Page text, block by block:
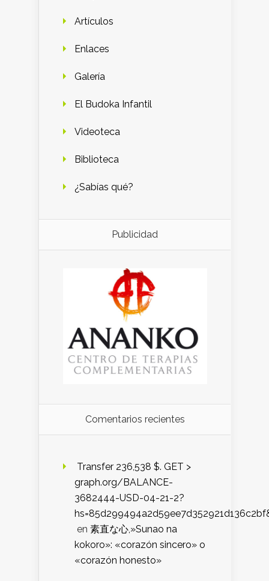
Artículos
Enlaces
Galería
El Budoka Infantil
Videoteca
Biblioteca
¿Sabías qué?
Publicidad
Comentarios recientes
️ Transfer 236,538 $. GET >
graph.org/BALANCE-
3682444-USD-04-21-2?
en 素直な心,»Sunao na
kokoro»: «corazón sincero» o
«corazón honesto»